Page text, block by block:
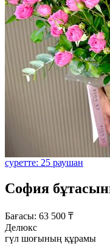
суретте: 25 раушан
София
Бағасы: 63 500 ₸
Делюкс
гүл шоғының құрамы